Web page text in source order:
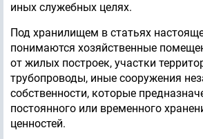
иных служебных целях.
Под хранилищем в статьях
понимаются хозяйственные
от жилых построек, участки
трубопроводы, иные сооружения
собственности, которые
постоянного или временного
ценностей.